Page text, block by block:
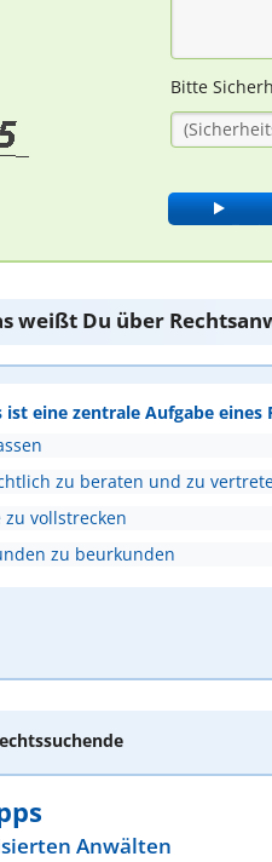
Bitte
weißt Du über
ist eine zentrale Aufgabe eines
zu beraten und zu
vollstrecken
zu beurkunden
Anwälten